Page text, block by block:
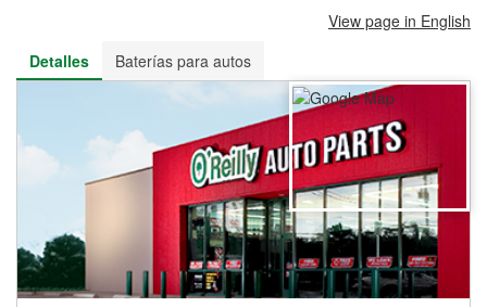
View page in English
Detalles
Baterías para autos